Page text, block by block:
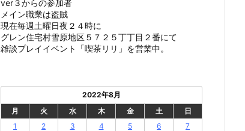
ver３からの参加者
メイン職業は盗賊
現在毎週土曜日夜２４時に
グレン住宅村雪原地区５７２５丁丁目２番にて
雑談プレイイベント「喫茶リリ」を営業中。
2022年8月
月
火 水 木 金 土
日
1
2 3 4 5 6
7